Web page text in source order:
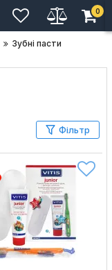
0
Зубні пасти
Фільтр